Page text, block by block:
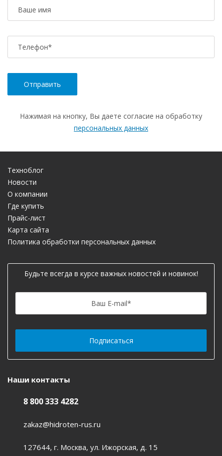
Ваше имя
Телефон*
Нажимая на кнопку, Вы даете согласие на обработку
персональных данных
Техноблог
Новости
О компании
Где купить
Прайс-лист
Карта сайта
Политика обработки персональных данных
Будьте всегда в курсе важных новостей и новинок!
Ваш E-mail*
Наши контакты
8 800 333 4282
zakaz@hidroten-rus.ru
127644, г. Москва, ул. Ижорская, д. 15